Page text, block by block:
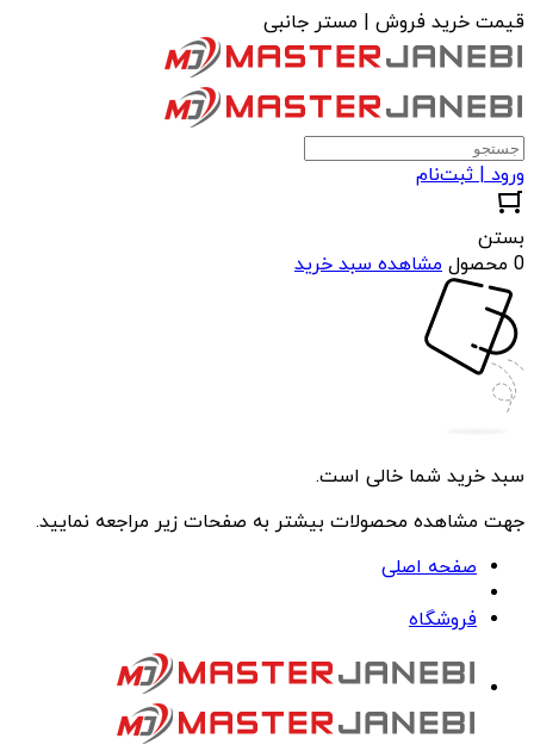
قیمت خرید فروش | مستر جانبی
ورود | ثبت‌نام
بستن
0 محصول
مشاهده سبد خرید
سبد خرید شما خالی است.
جهت مشاهده محصولات بیشتر به صفحات زیر مراجعه نمایید.
صفحه اصلی
فروشگاه